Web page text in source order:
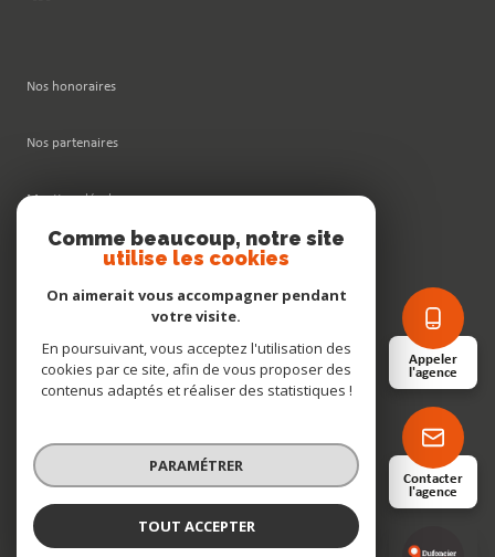
Dufoncier & Associés
Appeler
l'agence
Contacter
l'agence
Nos honoraires
Nos partenaires
Mentions légales
Cookies
© 2026 | Tous droits réservés
Réalisé par
Comme beaucoup, notre site
utilise les cookies
On aimerait vous accompagner pendant
votre visite.
En poursuivant, vous acceptez l'utilisation des
cookies par ce site, afin de vous proposer des
contenus adaptés et réaliser des statistiques !
PARAMÉTRER
TOUT ACCEPTER